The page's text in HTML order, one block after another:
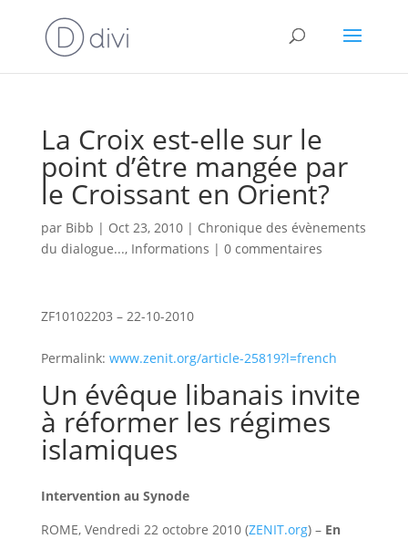
La Croix est-elle sur le
point d’être mangée par
le Croissant en Orient?
par Bibb | Oct 23, 2010| Chronique des évènements
du dialogue..., Informations | 0 commentaires
ZF10102203 – 22-10-2010
Permalink: www.zenit.org/article-25819?l=french
Un évêque libanais invite
à réformer les régimes
islamiques
Intervention au Synode
ROME, Vendredi 22 octobre 2010 (ZENIT.org) – En